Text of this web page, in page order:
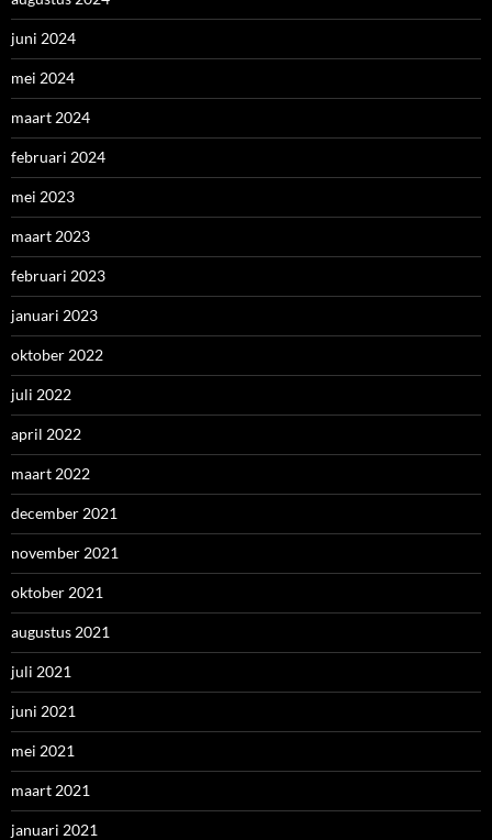
juni 2024
mei 2024
maart 2024
februari 2024
mei 2023
maart 2023
februari 2023
januari 2023
oktober 2022
juli 2022
april 2022
maart 2022
december 2021
november 2021
oktober 2021
augustus 2021
juli 2021
juni 2021
mei 2021
maart 2021
januari 2021